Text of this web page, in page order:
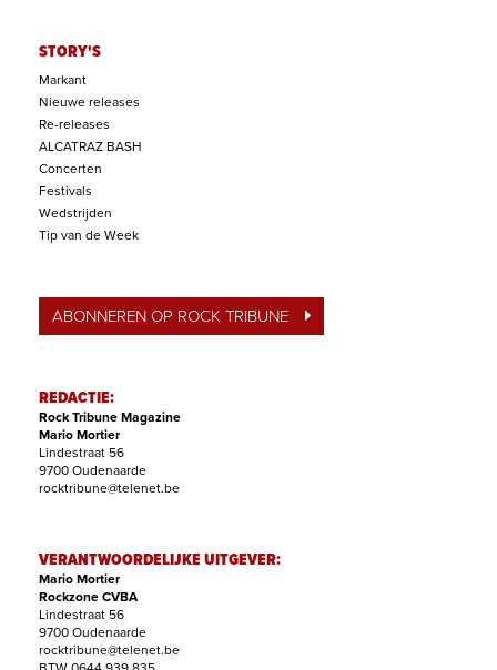
STORY'S
Markant
Nieuwe releases
Re-releases
ALCATRAZ BASH
Concerten
Festivals
Wedstrijden
Tip van de Week
ABONNEREN OP ROCK TRIBUNE
REDACTIE:
Rock Tribune Magazine
Mario Mortier
Lindestraat 56
9700 Oudenaarde
rocktribune@telenet.be
VERANTWOORDELIJKE UITGEVER:
Mario Mortier
Rockzone CVBA
Lindestraat 56
9700 Oudenaarde
rocktribune@telenet.be